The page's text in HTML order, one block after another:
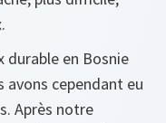
en Bosnie
avons cependant eu
Après notre